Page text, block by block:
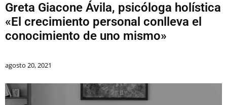
Greta Giacone Ávila, psicóloga holística
«El crecimiento personal conlleva el
conocimiento de uno mismo»
agosto 20, 2021